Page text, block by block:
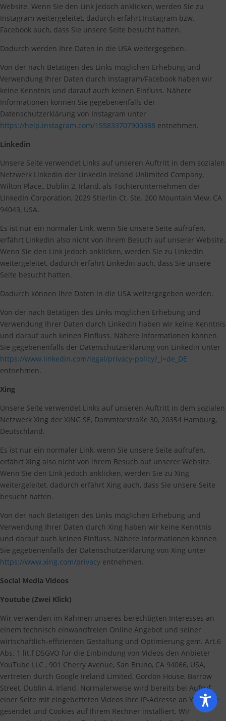
Website. Wenn Sie den Link jedoch anklicken, werden Sie zu
Instagram weitergeleitet, dadurch erfährt Instagram bzw.
Facebook auch, dass Sie unsere Seite besucht hatten.
Dadurch werden Ihre Daten in die USA weitergegeben.
Von der nach Betätigen des Links möglichen Erhebung und
Verwendung Ihrer Daten durch Instagram/Facebook haben wir
keine Kenntnis und darauf auch keinen Einfluss. Nähere
Informationen können Sie gegebenenfalls der
Datenschutzerklärung von Instagram unter
https://help.instagram.com/155833707900388 entnehmen.
Linkedin
Unsere Seite verwendet Links auf unseren Auftritt in dem sozialen
Netzwerk Linkedin der LinkedIn Ireland Unlimited Company,
Wilton Place,, Dublin 2, Irland, als Tochterunternehmen der
LinkedIn Corporation, 2029 Stierlin Ct. Ste. 200 Mountain View, CA
94043, USA.
Es ist nur ein normaler Link, wenn Sie unsere Seite aufrufen,
erfährt Linkedin also nicht von ihrem Besuch auf unserer Website.
Wenn Sie den Link jedoch anklicken, werden Sie zu Linkedin
weitergeleitet, dadurch erfährt Linkedin auch, dass Sie unsere
Seite besucht hatten.
Dadurch können Ihre Daten in die USA weitergegeben werden.
Von der nach Betätigen des Links möglichen Erhebung und
Verwendung Ihrer Daten durch Linkedin haben wir keine Kenntnis
und darauf auch keinen Einfluss. Nähere Informationen können
Sie gegebenenfalls der Datenschutzerklärung von Linkedin unter
https://www.linkedin.com/legal/privacy-policy?_l=de_DE
entnehmen.
Xing
Unsere Seite verwendet Links auf unseren Auftritt in dem sozialen
Netzwerk Xing der XING SE, Dammtorstraße 30, 20354 Hamburg,
Deutschland.
Es ist nur ein normaler Link, wenn Sie unsere Seite aufrufen,
erfährt Xing also nicht von ihrem Besuch auf unserer Website.
Wenn Sie den Link jedoch anklicken, werden Sie zu Xing
weitergeleitet, dadurch erfährt Xing auch, dass Sie unsere Seite
besucht hatten.
Von der nach Betätigen des Links möglichen Erhebung und
Verwendung Ihrer Daten durch Xing haben wir keine Kenntnis
und darauf auch keinen Einfluss. Nähere Informationen können
Sie gegebenenfalls der Datenschutzerklärung von Xing unter
https://www.xing.com/privacy entnehmen.
Social Media Videos
Youtube (Zwei Klick)
Wir verwenden im Rahmen unseres berechtigten Interesses an
einem technisch einwandfreien Online Angebot und seiner
wirtschaftlich-effizienten Gestaltung und Optimierung gem. Art.6
Abs. 1 lit.f DSGVO für die Einbindung von Videos den Anbieter
YouTube LLC , 901 Cherry Avenue, San Bruno, CA 94066, USA,
vertreten durch Google Ireland Limited, Gordon House, Barrow
Street, Dublin 4, Irland. Normalerweise wird bereits bei Aufruf
einer Seite mit eingebetteten Videos Ihre IP-Adresse an YouTube
gesendet und Cookies auf Ihrem Rechner installiert. Wir